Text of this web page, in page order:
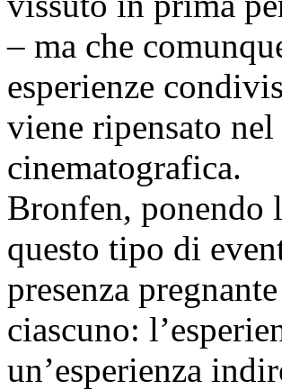
– ma che
esperienze
viene ripensato
cinematografica.
Bronfen, ponendo
questo tipo di
presenza
ciascuno:
un’esperienza